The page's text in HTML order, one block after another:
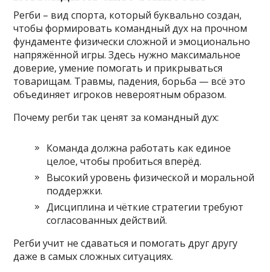
Регби – вид спорта, который буквально создан,
чтобы формировать командный дух на прочном
фундаменте физически сложной и эмоционально
напряжённой игры. Здесь нужно максимальное
доверие, умение помогать и прикрываться
товарищам. Травмы, падения, борьба — всё это
объединяет игроков невероятным образом.
Почему регби так ценят за командный дух:
Команда должна работать как единое
целое, чтобы пробиться вперёд.
Высокий уровень физической и моральной
поддержки.
Дисциплина и чёткие стратегии требуют
согласованных действий.
Регби учит не сдаваться и помогать друг другу
даже в самых сложных ситуациях.